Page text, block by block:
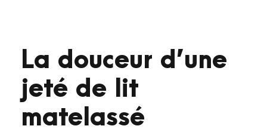
La douceur d’une
jeté de lit
matelassé